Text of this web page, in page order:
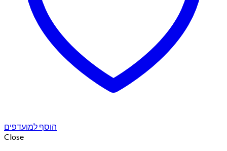
הוסף למועדפים
Close